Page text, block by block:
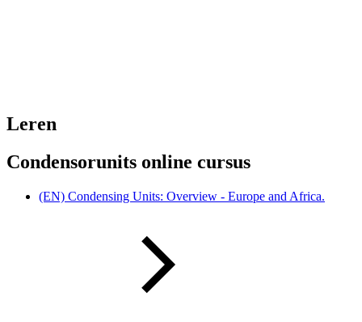
Leren
Condensorunits online cursus
(EN) Condensing Units: Overview - Europe and Africa.